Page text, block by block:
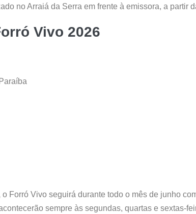
no Arraiá da Serra em frente à emissora, a partir
Vivo 2026
Forró Vivo seguirá durante todo o mês de junho
sempre às segundas, quartas e sextas-